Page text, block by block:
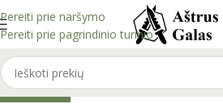
Pereiti prie naršymo
Pereiti prie pagrindinio turinio